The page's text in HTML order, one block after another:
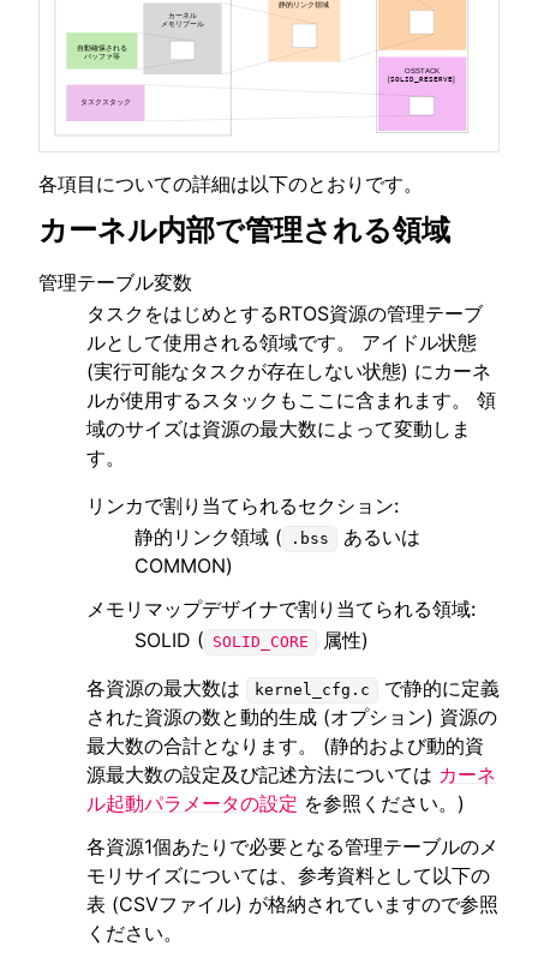
navigation of SOLID-OS
navigation of Core Service
navigation of ファイルシステム
navigation of Kernel
navigation of サービスコール(API)仕様
navigation of カーネルのメモリ管理について
navigation of ダイアグ/プロファイル機能実装用途向け API
navigation of SOLID ツールチェーン
navigation of SOLID-Rust
navigation of ベアメタル
navigation of シミュレータ
navigation of トラブルシューティング
navigation of Open Source Software used in SOLID
各項目についての詳細は以下のとおりです。
カーネル内部で管理される領域
管理テーブル変数
タスクをはじめとするRTOS資源の管理テーブ
ルとして使用される領域です。 アイドル状態
(実行可能なタスクが存在しない状態) にカーネ
ルが使用するスタックもここに含まれます。 領
域のサイズは資源の最大数によって変動しま
す。
リンカで割り当てられるセクション:
静的リンク領域 (
.bss
あるいは
COMMON)
メモリマップデザイナで割り当てられる領域:
SOLID ( SOLID_CORE
属性)
各資源の最大数は
kernel_cfg.c
で静的に定義
された資源の数と動的生成 (オプション) 資源の
最大数の合計となります。 (静的および動的資
源最大数の設定及び記述方法については カーネ
ル起動パラメータの設定 を参照ください。)
各資源1個あたりで必要となる管理テーブルのメ
モリサイズについては、参考資料として以下の
表 (CSVファイル) が格納されていますので参照
ください。